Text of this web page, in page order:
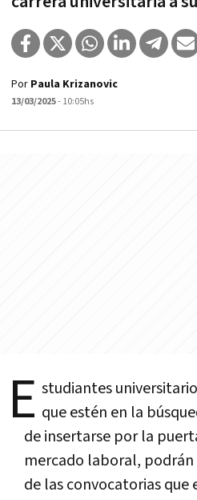
Por Paula Krizanovic
13/03/2025- 10:05hs
E studiantes
que estén en la
de insertarse por la
mercado laboral, podrán
de las convocatorias que